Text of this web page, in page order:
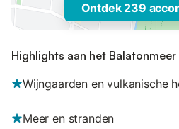
Ontdek 239
Highlights aan het Balatonmeer
Wijngaarden en vulkanische
Meer en stranden